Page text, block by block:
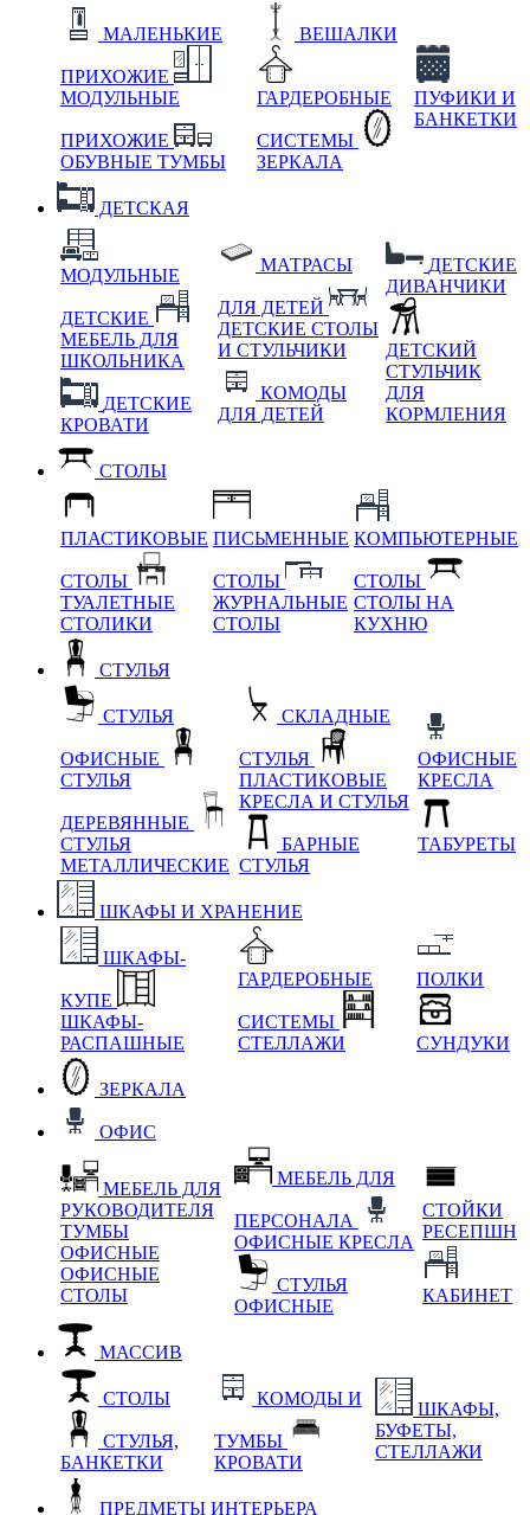
МАЛЕНЬКИЕ
ПРИХОЖИЕ
МОДУЛЬНЫЕ
ПРИХОЖИЕ
ОБУВНЫЕ ТУМБЫ
ВЕШАЛКИ
ГАРДЕРОБНЫЕ
СИСТЕМЫ
ЗЕРКАЛА
ПУФИКИ И
БАНКЕТКИ
ДЕТСКАЯ
МОДУЛЬНЫЕ
ДЕТСКИЕ
МЕБЕЛЬ ДЛЯ
ШКОЛЬНИКА
ДЕТСКИЕ
КРОВАТИ
МАТРАСЫ
ДЛЯ ДЕТЕЙ
ДЕТСКИЕ СТОЛЫ
И СТУЛЬЧИКИ
КОМОДЫ
ДЛЯ ДЕТЕЙ
ДЕТСКИЕ
ДИВАНЧИКИ
ДЕТСКИЙ
СТУЛЬЧИК
ДЛЯ
КОРМЛЕНИЯ
СТОЛЫ
ПЛАСТИКОВЫЕ
СТОЛЫ
ТУАЛЕТНЫЕ
СТОЛИКИ
ПИСЬМЕННЫЕ
СТОЛЫ
ЖУРНАЛЬНЫЕ
СТОЛЫ
КОМПЬЮТЕРНЫЕ
СТОЛЫ
СТОЛЫ НА
КУХНЮ
СТУЛЬЯ
СТУЛЬЯ
ОФИСНЫЕ
СТУЛЬЯ
ДЕРЕВЯННЫЕ
СТУЛЬЯ
МЕТАЛЛИЧЕСКИЕ
СКЛАДНЫЕ
СТУЛЬЯ
ПЛАСТИКОВЫЕ
КРЕСЛА И СТУЛЬЯ
БАРНЫЕ
СТУЛЬЯ
ОФИСНЫЕ
КРЕСЛА
ТАБУРЕТЫ
ШКАФЫ И ХРАНЕНИЕ
ШКАФЫ-
КУПЕ
ШКАФЫ-
РАСПАШНЫЕ
ГАРДЕРОБНЫЕ
СИСТЕМЫ
СТЕЛЛАЖИ
ПОЛКИ
СУНДУКИ
ЗЕРКАЛА
ОФИС
МЕБЕЛЬ ДЛЯ
РУКОВОДИТЕЛЯ
ТУМБЫ
ОФИСНЫЕ
ОФИСНЫЕ
СТОЛЫ
МЕБЕЛЬ ДЛЯ
ПЕРСОНАЛА
ОФИСНЫЕ КРЕСЛА
СТУЛЬЯ
ОФИСНЫЕ
СТОЙКИ
РЕСЕПШН
КАБИНЕТ
МАССИВ
СТОЛЫ
СТУЛЬЯ,
БАНКЕТКИ
КОМОДЫ И
ТУМБЫ
КРОВАТИ
ШКАФЫ,
БУФЕТЫ,
СТЕЛЛАЖИ
ПРЕДМЕТЫ ИНТЕРЬЕРА